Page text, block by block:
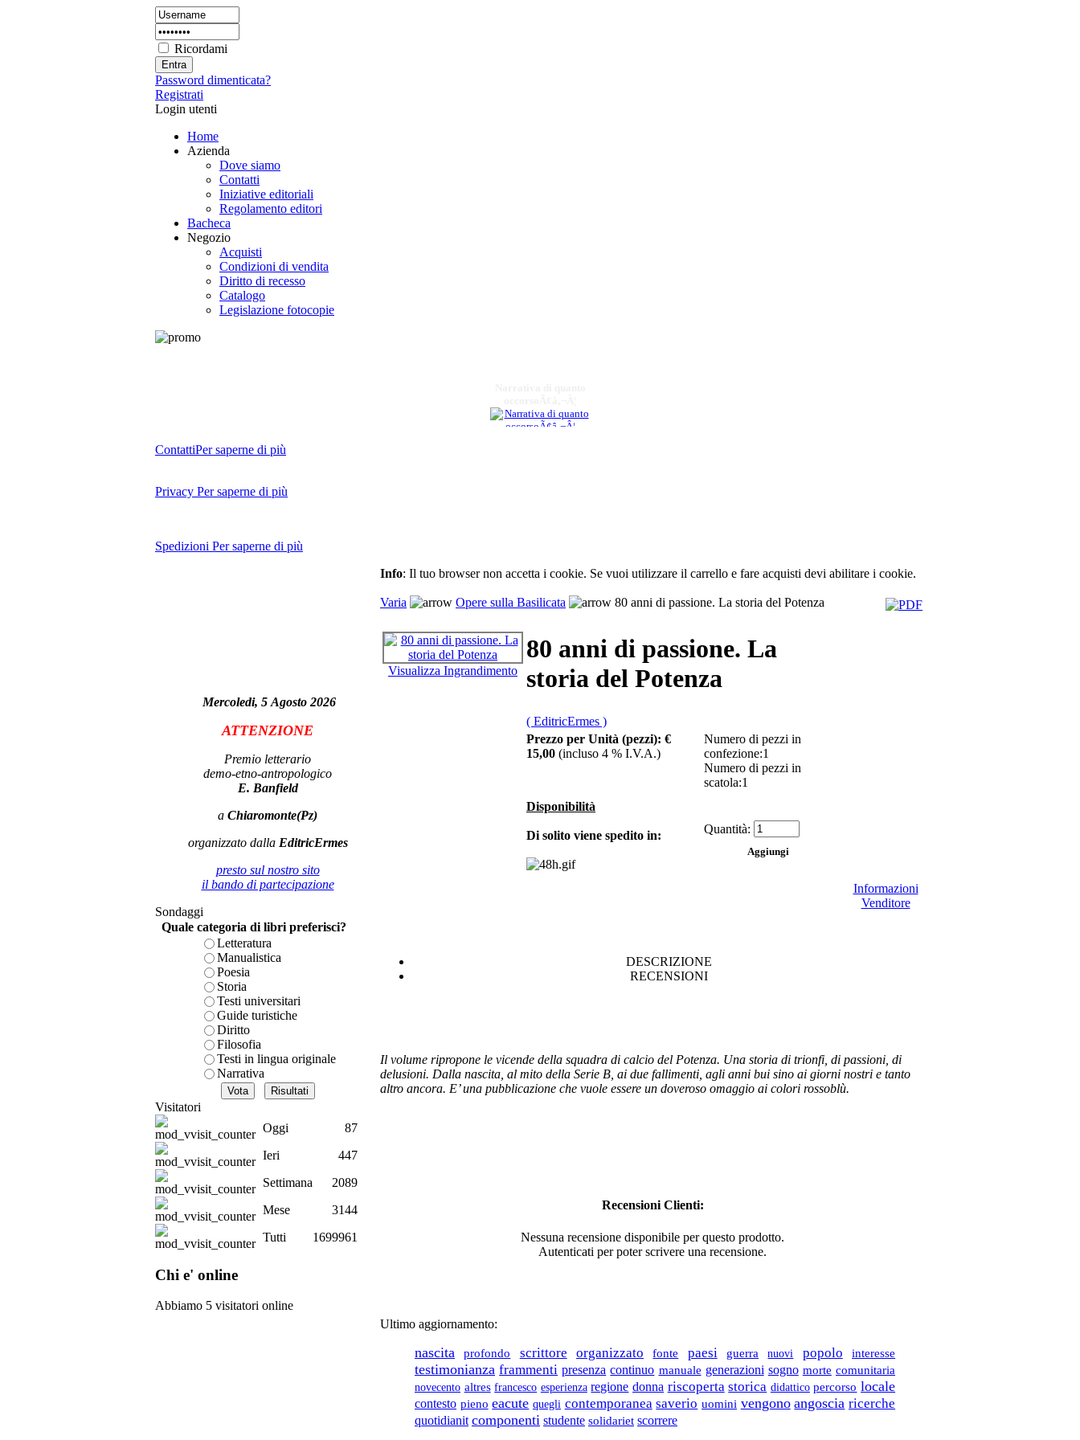
Ricordami
Password dimenticata?
Registrati
Login utenti
Home
Azienda
Dove siamo
Contatti
Iniziative editoriali
Regolamento editori
Bacheca
Negozio
Acquisti
Condizioni di vendita
Diritto di recesso
Catalogo
Legislazione fotocopie
vita politico-
Lâ€™uomo alla
ricerca di Dio. Saggio
di antropologia
cristiana
Economia Politica
€ 6,00
€ 15,00
Officina eloquaentiae,
Chiama per il Prezzo
Le memorie e i giorni
€ 11,00
ContattiPer saperne di più
Privacy Per saperne di più
Spedizioni Per saperne di più
Mercoledi, 5 Agosto 2026
ATTENZIONE
Premio letterario
demo-etno-antropologico
E. Banfield
a Chiaromonte(Pz)
organizzato dalla EditricErmes
presto sul nostro sito
il bando di partecipazione
Sondaggi
Quale categoria di libri preferisci?
Letteratura
Manualistica
Poesia
Storia
Testi universitari
Guide turistiche
Diritto
Filosofia
Testi in lingua originale
Narrativa
Visitatori
Oggi
87
Ieri
447
Settimana
2089
Mese
3144
Tutti
1699961
Chi e' online
Abbiamo 5 visitatori online
Info: Il tuo browser non accetta i cookie. Se vuoi utilizzare il carrello e fare acquisti devi abilitare i cookie.
Varia Opere sulla Basilicata 80 anni di passione. La storia del Potenza
Visualizza Ingrandimento
80 anni di passione. La
storia del Potenza
( EditricErmes )
Prezzo per Unità (pezzi): €
15,00 (incluso 4 % I.V.A.)
Numero di pezzi in
confezione:1
Numero di pezzi in
scatola:1
Disponibilità
Di solito viene spedito in: Quantità:
Informazioni
Venditore
DESCRIZIONE
RECENSIONI
Il volume ripropone le vicende della squadra di calcio del Potenza. Una storia di trionfi, di passioni, di
delusioni. Dalla nascita, al mito della Serie B, ai due fallimenti, agli anni bui sino ai giorni nostri e tanto
altro ancora. E’ una pubblicazione che vuole essere un doveroso omaggio ai colori rossoblù.
Recensioni Clienti:
Nessuna recensione disponibile per questo prodotto.
Autenticati per poter scrivere una recensione.
Ultimo aggiornamento:
nascita profondo scrittore organizzato fonte paesi guerra nuovi popolo interesse
testimonianza frammenti presenza continuo manuale generazioni sogno morte comunitaria
novecento altres francesco esperienza regione donna riscoperta storica didattico percorso locale
contesto pieno eacute quegli contemporanea saverio uomini vengono angoscia ricerche
quotidianit componenti studente solidariet scorrere